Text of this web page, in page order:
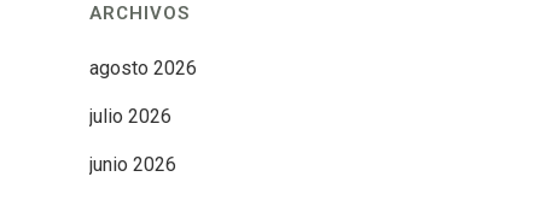
ARCHIVOS
agosto 2026
julio 2026
junio 2026